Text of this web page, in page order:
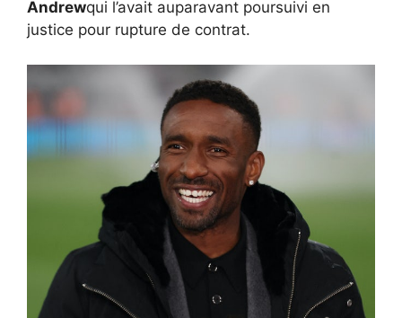
Andrewqui l’avait auparavant poursuivi en
justice pour rupture de contrat.